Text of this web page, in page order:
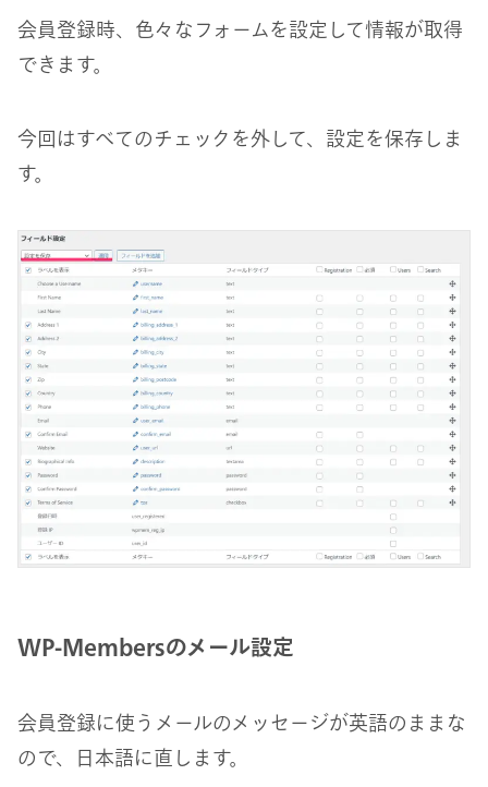
会員登録時、色々なフォームを設定して情報が取得
できます。
今回はすべてのチェックを外して、設定を保存しま
す。
WP-Membersのメール設定
会員登録に使うメールのメッセージが英語のままな
ので、日本語に直します。